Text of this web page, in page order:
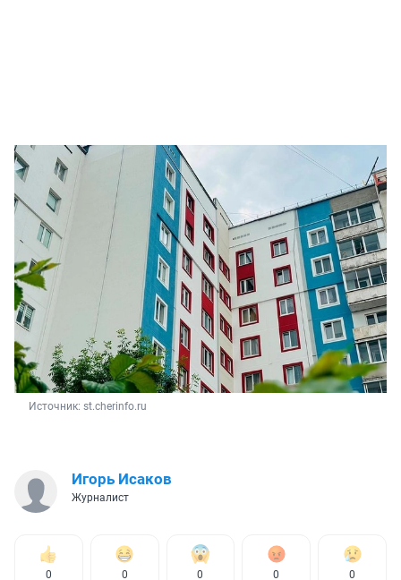
Источник: st.cherinfo.ru
Игорь Исаков
Журналист
0 0 0 0 0